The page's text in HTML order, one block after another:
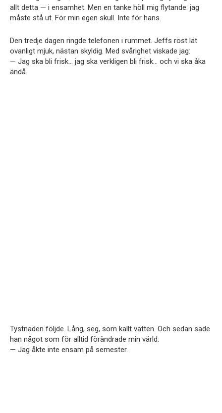
allt detta — i ensamhet. Men en tanke höll mig flytande: jag
måste stå ut. För min egen skull. Inte för hans.
Den tredje dagen ringde telefonen i rummet. Jeffs röst lät
ovanligt mjuk, nästan skyldig. Med svårighet viskade jag:
— Jag ska bli frisk… jag ska verkligen bli frisk… och vi ska åka
ändå.
Tystnaden följde. Lång, seg, som kallt vatten. Och sedan sade
han något som för alltid förändrade min värld:
— Jag åkte inte ensam på semester.